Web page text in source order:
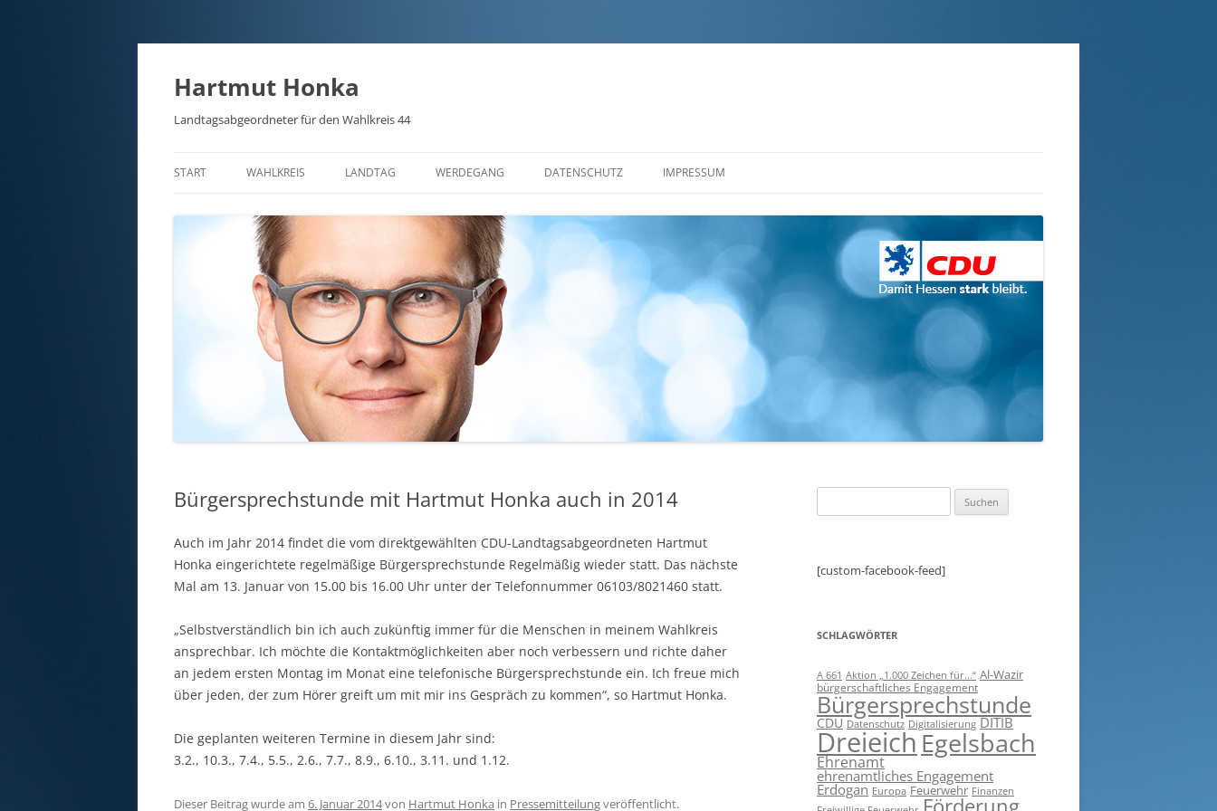
Hartmut Honka
Landtagsabgeordneter für den Wahlkreis 44
Inhalt
START WAHLKREIS LANDTAG WERDEGANG DATENSCHUTZ IMPRESSUM
Bürgersprechstunde mit Hartmut Honka auch in 2014
Auch im Jahr 2014 findet die vom direktgewählten CDU-Landtagsabgeordneten Hartmut
Honka eingerichtete regelmäßige Bürgersprechstunde Regelmäßig wieder statt. Das nächste
Mal am 13. Januar von 15.00 bis 16.00 Uhr unter der Telefonnummer 06103/8021460 statt.
„Selbstverständlich bin ich auch zukünftig immer für die Menschen in meinem Wahlkreis
ansprechbar. Ich möchte die Kontaktmöglichkeiten aber noch verbessern und richte daher
an jedem ersten Montag im Monat eine telefonische Bürgersprechstunde ein. Ich freue mich
über jeden, der zum Hörer greift um mit mir ins Gespräch zu kommen“, so Hartmut Honka.
Die geplanten weiteren Termine in diesem Jahr sind:
3.2., 10.3., 7.4., 5.5., 2.6., 7.7., 8.9., 6.10., 3.11. und 1.12.
Dieser Beitrag wurde am 6. Januar 2014von Hartmut Honka in Pressemitteilungveröffentlicht.
nach:
[custom-facebook-feed]
SCHLAGWÖRTER
A 661 Aktion „1.000 Zeichen für...“ Al-Wazir
bürgerschaftliches Engagement
Bürgersprechstunde
CDU Datenschutz Digitalisierung DITIB
Dreieich Egelsbach
Ehrenamt
ehrenamtliches Engagement
Erdogan Europa Feuerwehr Finanzen